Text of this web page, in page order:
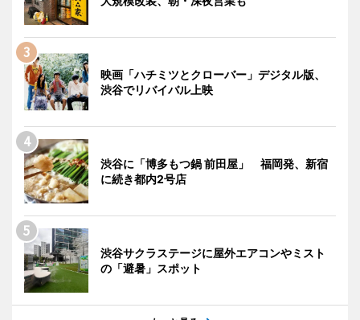
映画「ハチミツとクローバー」デジタル版、
渋谷でリバイバル上映
渋谷に「博多もつ鍋 前田屋」 福岡発、新宿
に続き都内2号店
渋谷サクラステージに屋外エアコンやミスト
の「避暑」スポット